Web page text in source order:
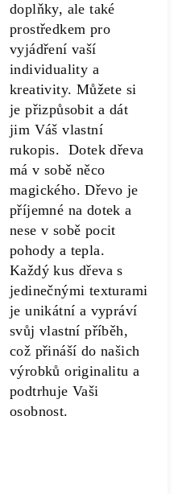
doplňky, ale také
prostředkem pro
vyjádření vaší
individuality a
kreativity. Můžete si
je přizpůsobit a dát
jim Váš vlastní
rukopis. Dotek dřeva
má v sobě něco
magického. Dřevo je
příjemné na dotek a
nese v sobě pocit
pohody a tepla.
Každý kus dřeva s
jedinečnými texturami
je unikátní a vypráví
svůj vlastní příběh,
což přináší do našich
výrobků originalitu a
podtrhuje Vaši
osobnost.